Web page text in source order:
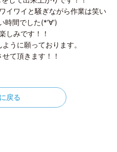
イワイと騒ぎながら作業は笑い
時間でした(*‘∀‘)
しみです！！
うに願っております。
て頂きます！！
戻る